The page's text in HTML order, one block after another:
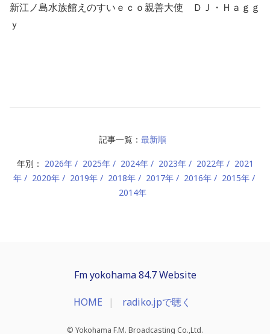
新江ノ島水族館えのすいｅｃｏ親善大使 ＤＪ・Ｈａｇｇ
ｙ
記事一覧： 最新順
年別： 2026年 2025年 2024年 2023年 2022年
2021
年
2020年 2019年 2018年 2017年 2016年
2015年
2014年
Fm yokohama 84.7 Website
HOME radiko.jpで聴く
© Yokohama F.M. Broadcasting Co.,Ltd.